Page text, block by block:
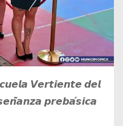
𝙑𝙚𝙧𝙩𝙞𝙚𝙣𝙩𝙚 𝙙𝙚𝙡
𝙥𝙧𝙚𝙗𝙖́𝙨𝙞𝙘𝙖